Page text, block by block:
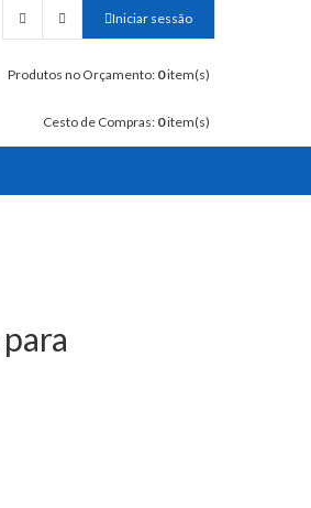
Iniciar sessão
Produtos no Orçamento: 0item(s)
Cesto de Compras: 0item(s)